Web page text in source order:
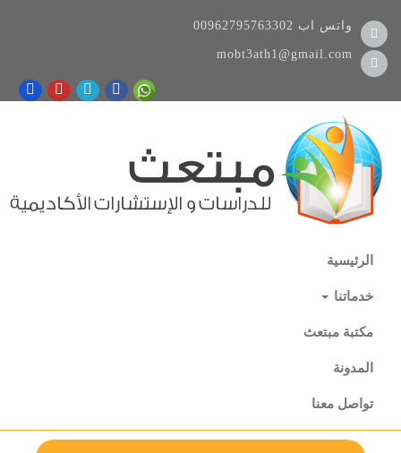
00962795763302 واتس اب
mobt3ath1@gmail.com
الرئيسية
خدماتنا
مكتبة مبتعث
المدونة
تواصل معنا